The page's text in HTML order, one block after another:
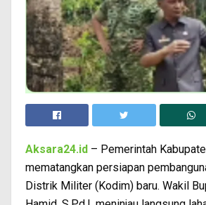
Aksara24.id – Pemerintah
mematangkan persiapan
Distrik Militer (Kodim) baru. Wakil